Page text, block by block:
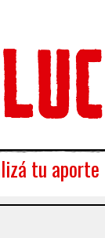
tu aporte